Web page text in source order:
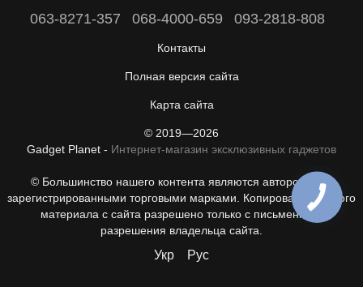
063-8271-357 068-4000-659 093-2818-808
Контакты
Полная версия сайта
Карта сайта
© 2019—2026
Gadget Planet - Интернет-магазин эксклюзивных гаджетов
© Большинство нашего контента являются авторскими с
зарегистрированными торговыми марками. Копирование любого
материала с сайта разрешено только с письменного
разрешения владельца сайта.
Укр Рус